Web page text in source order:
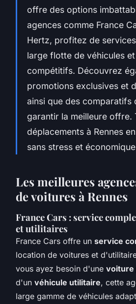
offre des options
agences comme France
Hertz, profitez de
large flotte de véhicules
compétitifs. Découvrez
promotions exclusives et
ainsi que des comparatifs
garantir la meilleure offre.
déplacements à Rennes
sans stress et
Les meilleures
de voitures à Rennes
France Cars : service
et utilitaires
France Cars offre un service
location de voitures et
vous ayez besoin d'une voiture
d'un véhicule utilitaire, cette
large gamme de véhicules